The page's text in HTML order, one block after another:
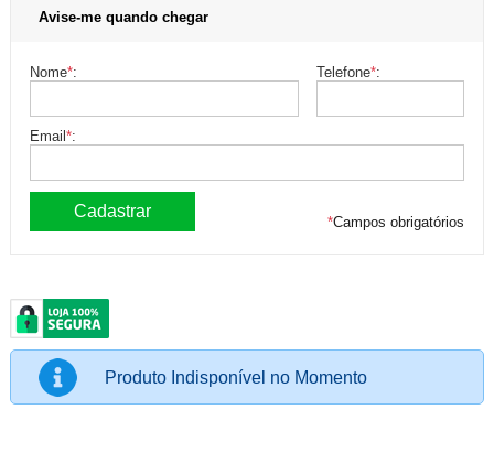
Avise-me quando chegar
Nome*: Telefone*:
Email*:
*Campos obrigatórios
Produto Indisponível no Momento